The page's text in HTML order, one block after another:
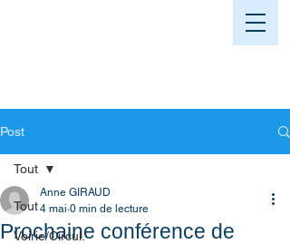
Post
Tout
Voirie/Circul.
Tout
Prochaine conférence de
Anne GIRAUD
4 mai 0 min de lecture